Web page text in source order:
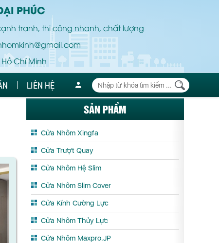
PHÚC
tranh, thi công nhanh, chất lượng
Chí Minh
LIÊN HỆ
SẢN PHẨM
Cửa Nhôm Xingfa
Cửa Trượt Quay
Cửa Nhôm Hệ Slim
Cửa Nhôm Slim Cover
Cửa Kính Cường Lực
Cửa Nhôm Thủy Lực
Cửa Nhôm Maxpro.JP